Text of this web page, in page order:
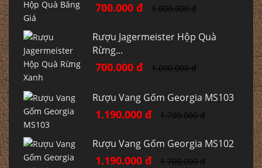
700.000 đ 1.000.000 đ
Rượu Jagermeister Hộp Quà
Rừng...
700.000 đ 1.000.000 đ
Rượu Vang Gốm Georgia MS103
1.190.000 đ 1.700.000 đ
Rượu Vang Gốm Georgia MS102
1.190.000 đ 1.700.000 đ